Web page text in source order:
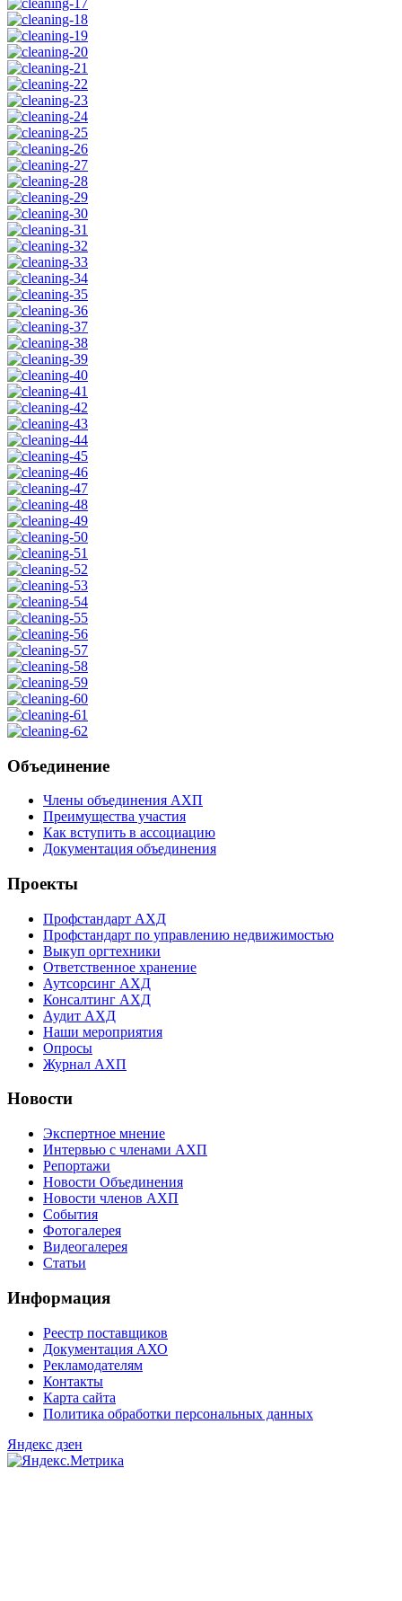
Объединение
Члены объединения АХП
Преимущества участия
Как вступить в ассоциацию
Документация объединения
Проекты
Профстандарт АХД
Профстандарт по управлению недвижимостью
Выкуп оргтехники
Ответственное хранение
Аутсорсинг АХД
Консалтинг АХД
Аудит АХД
Наши мероприятия
Опросы
Журнал АХП
Новости
Экспертное мнение
Интервью с членами АХП
Репортажи
Новости Объединения
Новости членов АХП
События
Фотогалерея
Видеогалерея
Статьи
Информация
Реестр поставщиков
Документация АХО
Рекламодателям
Контакты
Карта сайта
Политика обработки персональных данных
Яндекс дзен